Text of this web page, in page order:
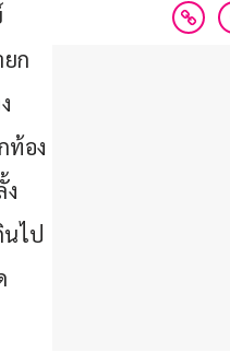
ก
ท้อง
ไป